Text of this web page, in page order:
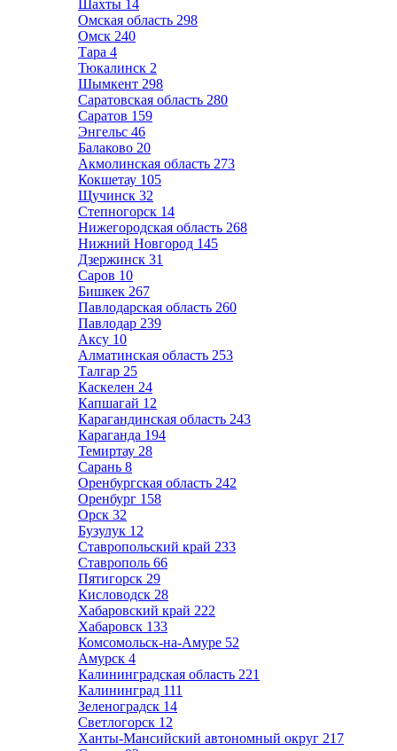
Шахты 14
Омская область 298
Омск 240
Тара 4
Тюкалинск 2
Шымкент 298
Саратовская область 280
Саратов 159
Энгельс 46
Балаково 20
Акмолинская область 273
Кокшетау 105
Щучинск 32
Степногорск 14
Нижегородская область 268
Нижний Новгород 145
Дзержинск 31
Саров 10
Бишкек 267
Павлодарская область 260
Павлодар 239
Аксу 10
Алматинская область 253
Талгар 25
Каскелен 24
Капшагай 12
Карагандинская область 243
Караганда 194
Темиртау 28
Сарань 8
Оренбургская область 242
Оренбург 158
Орск 32
Бузулук 12
Ставропольский край 233
Ставрополь 66
Пятигорск 29
Кисловодск 28
Хабаровский край 222
Хабаровск 133
Комсомольск-на-Амуре 52
Амурск 4
Калининградская область 221
Калининград 111
Зеленоградск 14
Светлогорск 12
Ханты-Мансийский автономный округ 217